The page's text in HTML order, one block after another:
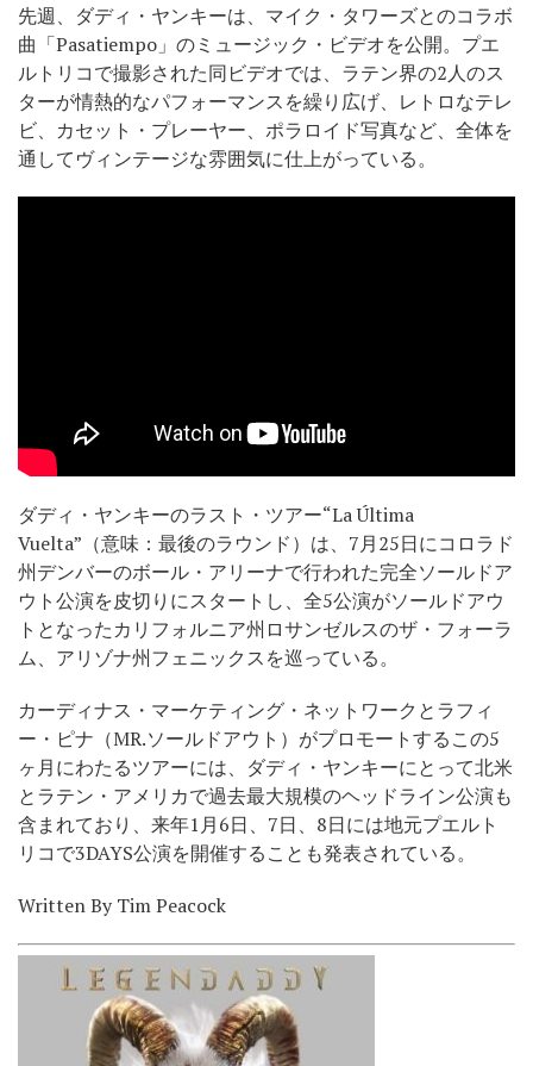
先週、ダディ・ヤンキーは、マイク・タワーズとのコラボ
曲「Pasatiempo」のミュージック・ビデオを公開。プエ
ルトリコで撮影された同ビデオでは、ラテン界の2人のス
ターが情熱的なパフォーマンスを繰り広げ、レトロなテレ
ビ、カセット・プレーヤー、ポラロイド写真など、全体を
通してヴィンテージな雰囲気に仕上がっている。
ダディ・ヤンキーのラスト・ツアー“La Última
Vuelta”（意味：最後のラウンド）は、7月25日にコロラド
州デンバーのボール・アリーナで行われた完全ソールドア
ウト公演を皮切りにスタートし、全5公演がソールドアウ
トとなったカリフォルニア州ロサンゼルスのザ・フォーラ
ム、アリゾナ州フェニックスを巡っている。
カーディナス・マーケティング・ネットワークとラフィ
ー・ピナ（MR.ソールドアウト）がプロモートするこの5
ヶ月にわたるツアーには、ダディ・ヤンキーにとって北米
とラテン・アメリカで過去最大規模のヘッドライン公演も
含まれており、来年1月6日、7日、8日には地元プエルト
リコで3DAYS公演を開催することも発表されている。
Written By Tim Peacock